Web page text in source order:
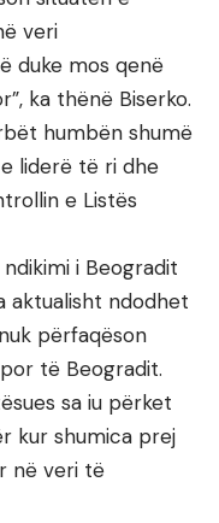
veri
duke mos qenë
ka thënë Biserko.
humbën shumë
liderë të ri dhe
e Listës
i Beogradit
aktualisht ndodhet
përfaqëson
të Beogradit.
sa iu përket
kur shumica prej
në veri të